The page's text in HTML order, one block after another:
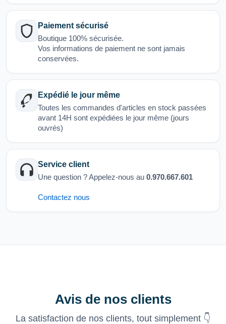
Paiement sécurisé
Boutique 100% sécurisée.
Vos informations de paiement ne sont jamais
conservées.
Expédié le jour même
Toutes les commandes d'articles en stock passées
avant 14H sont expédiées le jour même (jours
ouvrés)
Service client
Une question ? Appelez-nous au 0.970.667.601
Contactez nous
Avis de nos clients
La satisfaction de nos clients, tout simplement 👇